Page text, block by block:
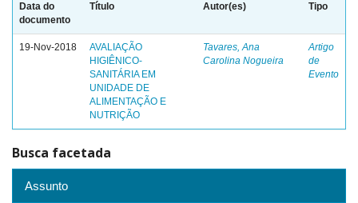
Data do
documento
Título Autor(es) Tipo
19-Nov-2018
AVALIAÇÃO
HIGIÊNICO-
SANITÁRIA EM
UNIDADE DE
ALIMENTAÇÃO E
NUTRIÇÃO
Tavares, Ana
Carolina Nogueira
Artigo
de
Evento
Busca facetada
Assunto